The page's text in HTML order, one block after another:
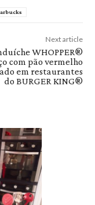
Next article
WHOPPER®
com pão vermelho
em restaurantes
do BURGER KING®